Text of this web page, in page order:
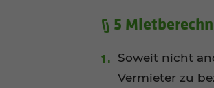
§ 5
Soweit nicht
Vermieter zu